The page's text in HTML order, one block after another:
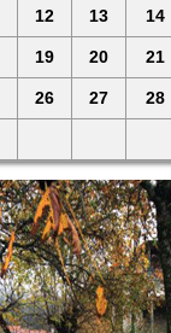
12 13 14
19 20 21
26 27 28